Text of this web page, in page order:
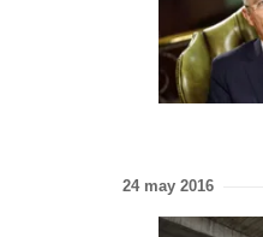
24 may 2016